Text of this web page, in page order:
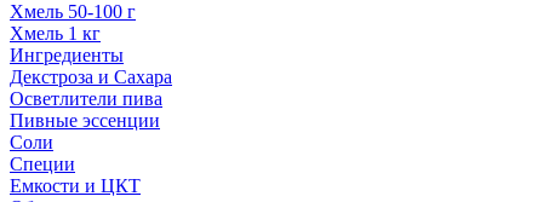
Хмель 50-100 г
Хмель 1 кг
Ингредиенты
Декстроза и Сахара
Осветлители пива
Пивные эссенции
Соли
Специи
Емкости и ЦКТ